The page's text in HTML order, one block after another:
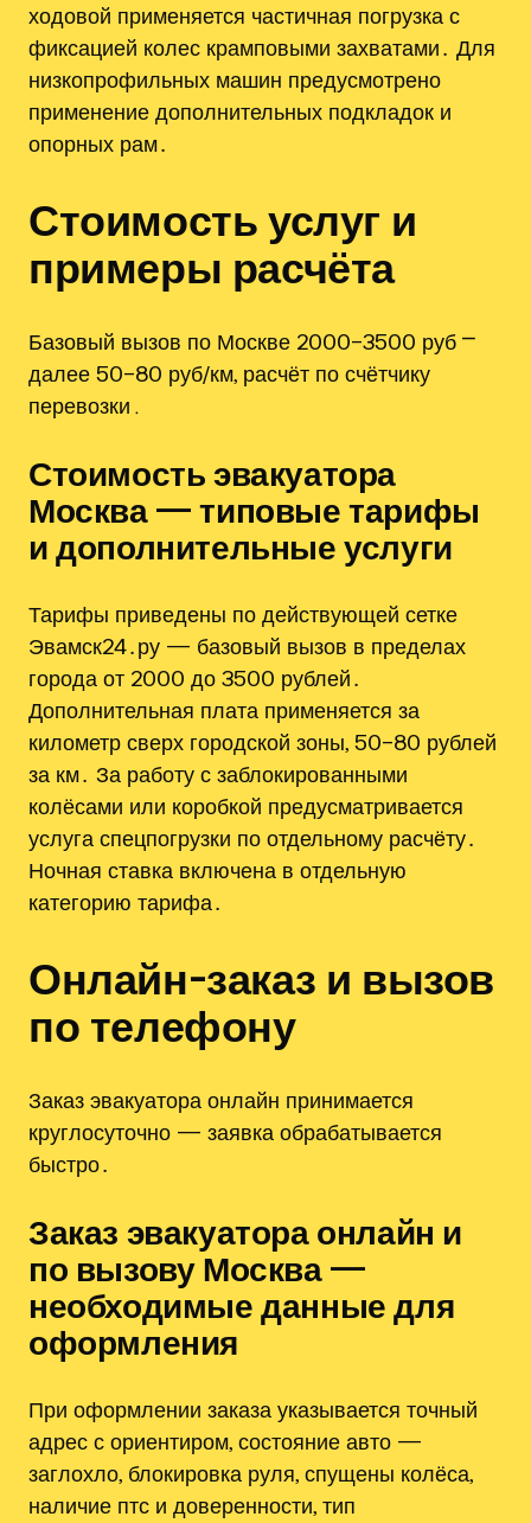
ходовой применяется частичная погрузка с
фиксацией колес крамповыми захватами․ Для
низкопрофильных машин предусмотрено
применение дополнительных подкладок и
опорных рам․
Стоимость услуг и
примеры расчёта
Базовый вызов по Москве 2000–3500 руб ⎻
далее 50–80 руб/км, расчёт по счётчику
перевозки․
Стоимость эвакуатора
Москва — типовые тарифы
и дополнительные услуги
Тарифы приведены по действующей сетке
Эвамск24․ру — базовый вызов в пределах
города от 2000 до 3500 рублей․
Дополнительная плата применяется за
километр сверх городской зоны, 50–80 рублей
за км․ За работу с заблокированными
колёсами или коробкой предусматривается
услуга спецпогрузки по отдельному расчёту․
Ночная ставка включена в отдельную
категорию тарифа․
Онлайн-заказ и вызов
по телефону
Заказ эвакуатора онлайн принимается
круглосуточно — заявка обрабатывается
быстро․
Заказ эвакуатора онлайн и
по вызову Москва —
необходимые данные для
оформления
При оформлении заказа указывается точный
адрес с ориентиром, состояние авто —
заглохло, блокировка руля, спущены колёса,
наличие птс и доверенности, тип